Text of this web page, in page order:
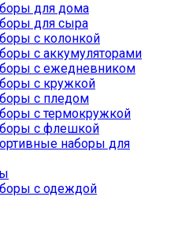
для дома
для сыра
с колонкой
с аккумуляторами
с ежедневником
с кружкой
с пледом
с термокружкой
с флешкой
наборы для
с одеждой